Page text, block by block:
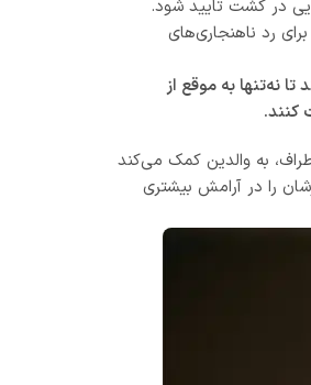
در کشت تایید شود.
رد ناهنجاری‌های
نه‌تنها به موقع از
کنند.
به والدین کمک می‌کند
را در آرامش بیشتری